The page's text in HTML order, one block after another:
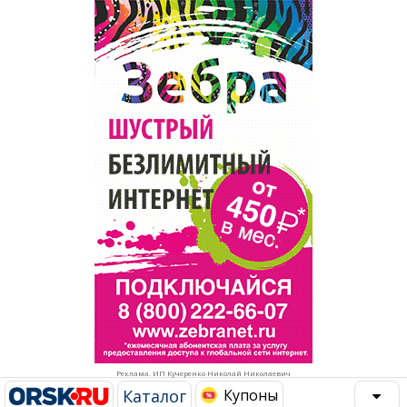
Реклама. ИП Кучеренко Николай Николаевич
Каталог Купоны
Рестораны, кафе, бары
Развлечения и отдых
Спорт Фитнес
Недвижимость
Красота Косметология
Торговля
Бизнес и финансы
Юристы, Экспертиза, Страхование
Ремонт
Социальные организации
Это интересно
Администрация
Популярное →